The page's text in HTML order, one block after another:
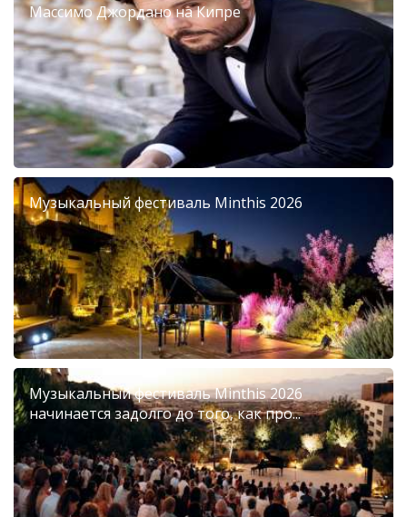
Массимо Джордано на Кипре
Музыкальный фестиваль Minthis 2026
Музыкальный фестиваль Minthis 2026
начинается задолго до того, как про...